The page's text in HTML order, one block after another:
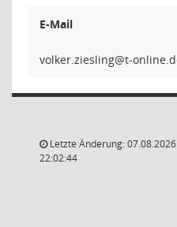
E-Mail
gnilsei
Letzte Änderung: 07.08.2026
22:02:44